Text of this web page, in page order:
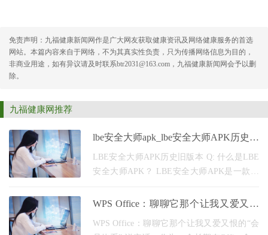
免责声明：九福健康新闻网作是广大网友获取健康资讯及网络健康服务的首选
网站。本篇内容来自于网络，不为其真实性负责，只为传播网络信息为目的，
非商业用途，如有异议请及时联系btr2031@163.com，九福健康新闻网会予以删
除。
九福健康网推荐
lbe安全大师apk_lbe安全大师APK历史旧
版本
LBE安全大师APK历史旧版本 Q: 什么是LBE
安全大师APK？ LBE安全大师APK是一款为
以帮助用户清理垃圾文件、加速手机运行速
WPS Office：聊聊它那个让我又爱又恨
的“会员体系”
WPS Office：聊聊它那个让我又爱又恨的“会